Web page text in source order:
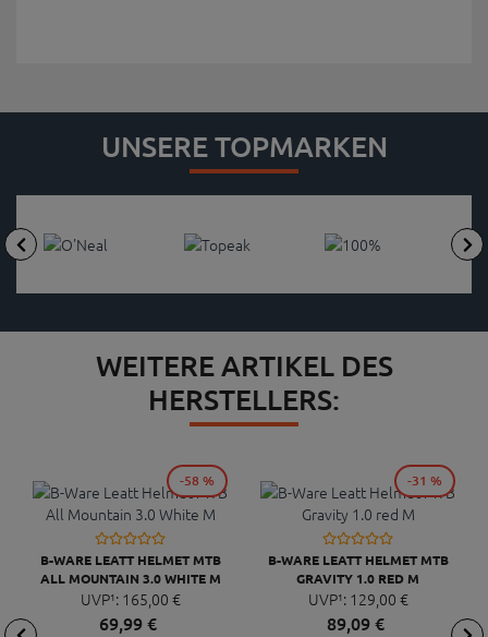
UNSERE TOPMARKEN
WEITERE ARTIKEL DES
HERSTELLERS:
B-WARE LEATT HELMET MTB
ALL MOUNTAIN 3.0 WHITE M
UVP¹: 165,00 €
69,99 €
-58 %
B-WARE LEATT HELMET MTB
GRAVITY 1.0 RED M
UVP¹: 129,00 €
89,09 €
-31 %